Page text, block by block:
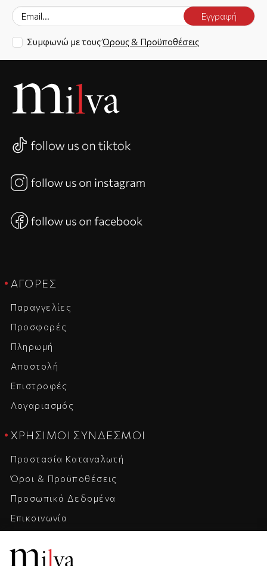
Εγγραφή
Συμφωνώ με τουςΌρους & Προϋποθέσεις
ΑΓΟΡΈΣ
Παραγγελίες
Προσφορές
Πληρωμή
Αποστολή
Επιστροφές
Λογαριασμός
ΧΡΉΣΙΜΟΙ ΣΎΝΔΕΣΜΟΙ
Προστασία Καταναλωτή
Όροι & Προϋποθέσεις
Προσωπικά Δεδομένα
Επικοινωνία
Καριέρα